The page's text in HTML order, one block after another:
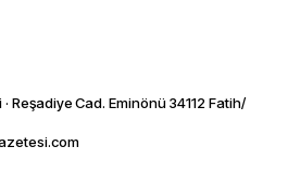
Reşadiye Cad. Eminönü 34112 Fatih/